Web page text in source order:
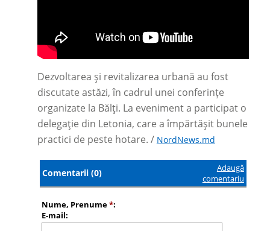
Dezvoltarea și revitalizarea urbană au fost
discutate astăzi, în cadrul unei conferințe
organizate la Bălți. La eveniment a participat o
delegație din Letonia, care a împărtășit bunele
practici de peste hotare. / NordNews.md
Comentarii (0)
Adaugă
comentariu
Nume, Prenume*:
E-mail: